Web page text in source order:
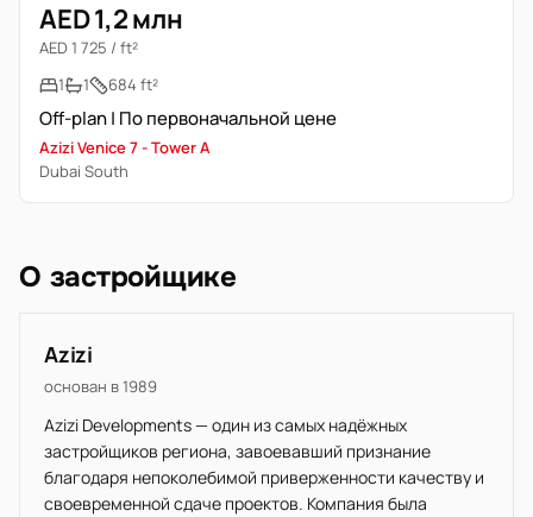
AED 1,2 млн
AED 1 725 / ft²
1
1 684 ft²
Off-plan | По первоначальной цене
Azizi Venice 7 - Tower A
Dubai South
О застройщике
Azizi
основан в 1989
Azizi Developments — один из самых надёжных
застройщиков региона, завоевавший признание
благодаря непоколебимой приверженности качеству и
своевременной сдаче проектов. Компания была